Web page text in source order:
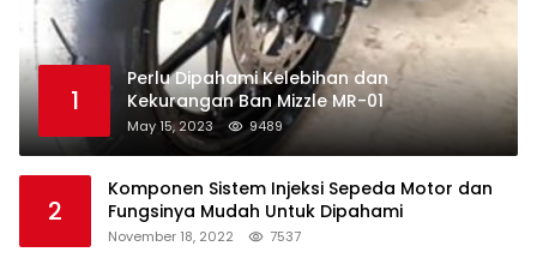
1
Perlu Dipahami Kelebihan dan
Kekurangan Ban Mizzle MR-01
May 15, 2023 9489
2
Komponen Sistem Injeksi Sepeda Motor dan
Fungsinya Mudah Untuk Dipahami
November 18, 2022 7537